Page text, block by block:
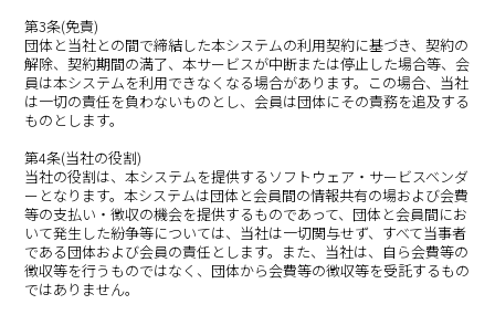
第3条(免責)
団体と当社との間で締結した本システムの利用契約に基づき、契約の
解除、契約期間の満了、本サービスが中断または停止した場合等、会
員は本システムを利用できなくなる場合があります。この場合、当社
は一切の責任を負わないものとし、会員は団体にその責務を追及する
ものとします。
第4条(当社の役割)
当社の役割は、本システムを提供するソフトウェア・サービスベンダ
ーとなります。本システムは団体と会員間の情報共有の場および会費
等の支払い・徴収の機会を提供するものであって、団体と会員間にお
いて発生した紛争等については、当社は一切関与せず、すべて当事者
である団体および会員の責任とします。また、当社は、自ら会費等の
徴収等を行うものではなく、団体から会費等の徴収等を受託するもの
ではありません。